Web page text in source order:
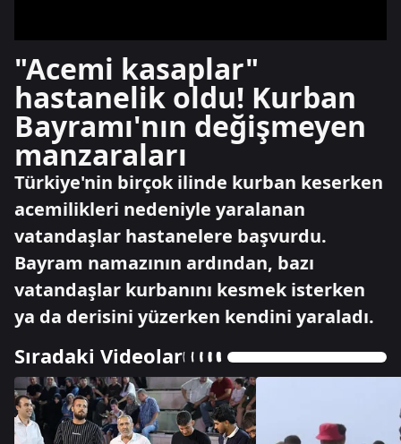
"Acemi kasaplar"
hastanelik oldu! Kurban
Bayramı'nın değişmeyen
manzaraları
Türkiye'nin birçok ilinde kurban keserken
acemilikleri nedeniyle yaralanan
vatandaşlar hastanelere başvurdu.
Bayram namazının ardından, bazı
vatandaşlar kurbanını kesmek isterken
ya da derisini yüzerken kendini yaraladı.
Sıradaki Videolar